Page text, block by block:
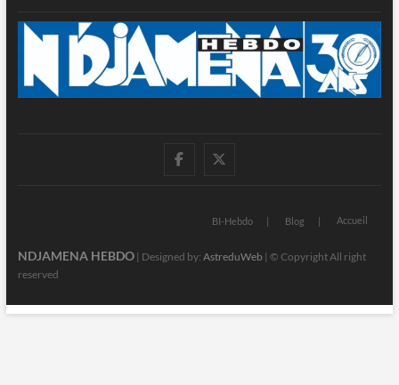
facebook
BI-Hebdo Blog Accueil
NDJAMENA HEBDO| Designed by: AstreduWeb | © Copyright All right
reserved